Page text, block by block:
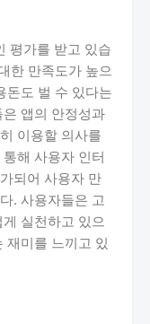
평가를 받고 있습
한 만족도가 높으
돈도 벌 수 있다는
앱의 안정성과
이용할 의사를
해 사용자 인터
되어 사용자 만
. 사용자들은 고
실천하고 있으
재미를 느끼고 있